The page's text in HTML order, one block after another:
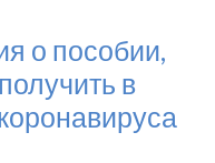
о пособии,
в